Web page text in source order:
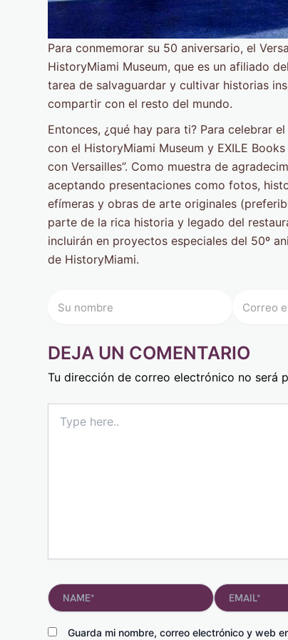
Para conmemorar su 50 aniversario, el
HistoryMiami Museum, que es un afiliado
tarea de salvaguardar y cultivar historias
compartir con el resto del mundo.
Entonces, ¿qué hay para ti? Para celebrar
con el HistoryMiami Museum y EXILE
con Versailles”. Como muestra de
aceptando presentaciones como fotos,
efímeras y obras de arte originales
parte de la rica historia y legado del
incluirán en proyectos especiales del 50º
de HistoryMiami.
DEJA UN COMENTARIO
Tu dirección de correo electrónico no será
here..
Name* Email*
Guarda mi nombre, correo electrónico y web